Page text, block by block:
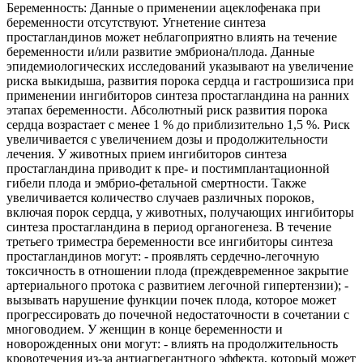
Беременность: Данные о применении ацеклофенака при
беременности отсутствуют. Угнетение синтеза
простагландинов может неблагоприятно влиять на течение
беременности и/или развитие эмбриона/плода. Данные
эпидемиологических исследований указывают на увеличение
риска выкидыша, развития порока сердца и гастрошизиса при
применении ингибиторов синтеза простагландина на ранних
этапах беременности. Абсолютный риск развития порока
сердца возрастает с менее 1 % до приблизительно 1,5 %. Риск
увеличивается с увеличением дозы и продолжительности
лечения. У животных прием ингибиторов синтеза
простагландина приводит к пре- и постимплантационной
гибели плода и эмбрио-фетальной смертности. Также
увеличивается количество случаев различных пороков,
включая порок сердца, у животных, получающих ингибиторы
синтеза простагландина в период органогенеза. В течение
третьего триместра беременности все ингибиторы синтеза
простагландинов могут: - проявлять сердечно-легочную
токсичность в отношении плода (преждевременное закрытие
артериального протока с развитием легочной гипертензии); -
вызывать нарушение функции почек плода, которое может
прогрессировать до почечной недостаточности в сочетании с
многоводием. У женщин в конце беременности и
новорожденных они могут: - влиять на продолжительность
кровотечения из-за антиагрегантного эффекта, который может